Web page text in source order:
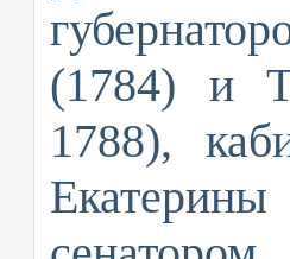
(1784) и
1788),